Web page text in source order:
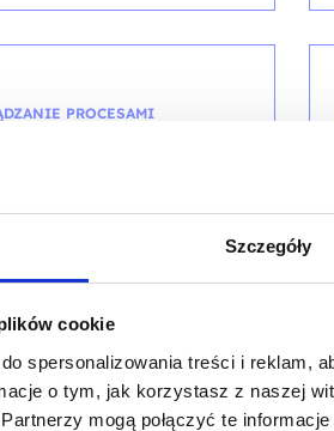
Szczegóły
cookie
spersonalizowania treści i reklam,
o tym, jak korzystasz z naszej
mogą połączyć te
PROCESAMI
000,00PLN
( 4 920,00 PLN brutto)